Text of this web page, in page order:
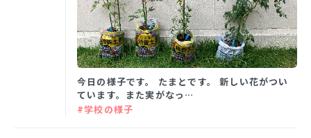
今日の様子です。 たまとです。 新しい花がつい
ています。また実がなっ…
#学校の様子